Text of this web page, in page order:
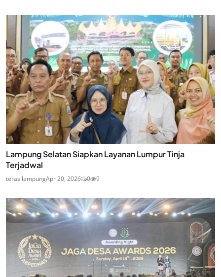
Lampung Selatan Siapkan Layanan Lumpur Tinja
Terjadwal
teras lampungApr 20, 2026 0 9